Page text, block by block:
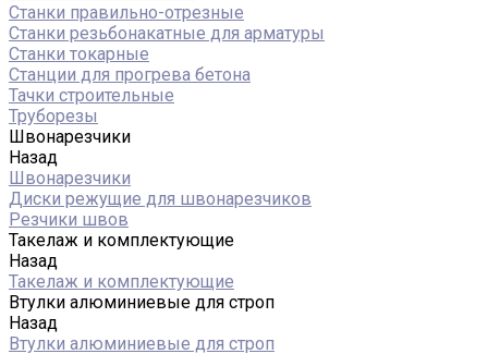
Станки правильно-отрезные
Станки резьбонакатные для арматуры
Станки токарные
Станции для прогрева бетона
Тачки строительные
Труборезы
Швонарезчики
Назад
Швонарезчики
Диски режущие для швонарезчиков
Резчики швов
Такелаж и комплектующие
Назад
Такелаж и комплектующие
Втулки алюминиевые для строп
Назад
Втулки алюминиевые для строп